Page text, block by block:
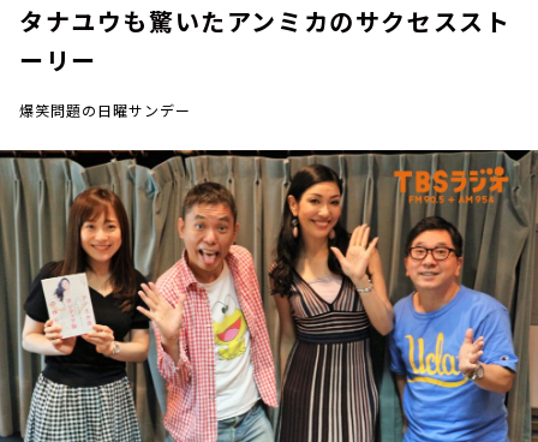
今日の番組表
週間番組表
トピックス
TBS Podcast
お知らせ
イベント・グッズ
YouTube
会社情報
タナユウも驚いたアンミカのサクセススト
ーリー
爆笑問題の日曜サンデー